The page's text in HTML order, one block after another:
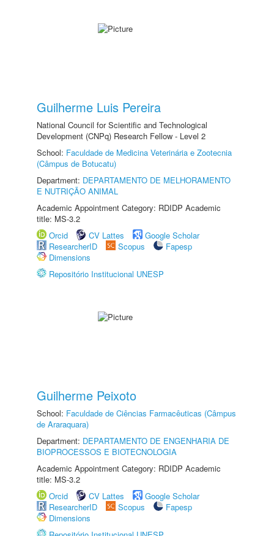
Guilherme Luis Pereira
National Council for Scientific and Technological
Development (CNPq) Research Fellow - Level 2
School: Faculdade de Medicina Veterinária e Zootecnia
(Câmpus de Botucatu)
Department: DEPARTAMENTO DE MELHORAMENTO
E NUTRIÇÃO ANIMAL
Academic Appointment Category: RDIDP Academic
title: MS-3.2
Orcid
CV Lattes
Google Scholar
ResearcherID
Scopus
Fapesp
Dimensions
Repositório Institucional UNESP
Guilherme Peixoto
School: Faculdade de Ciências Farmacêuticas (Câmpus
de Araraquara)
Department: DEPARTAMENTO DE ENGENHARIA DE
BIOPROCESSOS E BIOTECNOLOGIA
Academic Appointment Category: RDIDP Academic
title: MS-3.2
Orcid
CV Lattes
Google Scholar
ResearcherID
Scopus
Fapesp
Dimensions